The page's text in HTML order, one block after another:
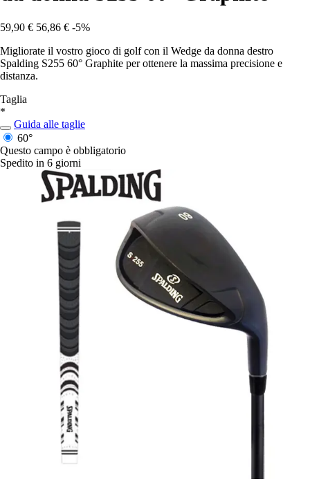
59,90 € 56,86 € -5%
Migliorate il vostro gioco di golf con il Wedge da donna destro
Spalding S255 60° Graphite per ottenere la massima precisione e
distanza.
Taglia
*
Guida alle taglie
60°
Questo campo è obbligatorio
Spedito in 6 giorni